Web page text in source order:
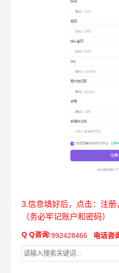
3.信息填好后，点击：注册
（务必牢记账户和密码）
Q Q咨询:992428466 电话咨